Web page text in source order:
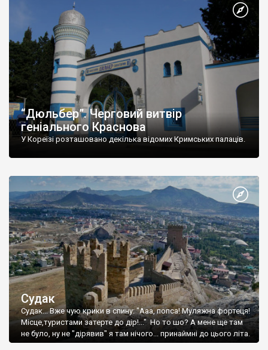
“Дюльбер”. Черговий витвір
геніального Краснова
У Кореїзі розташовано декілька відомих Кримських палаців.
Судак
Судак... Вже чую крики в спину: "Ааа, попса! Муляжна фортеця!
Місце,туристами затерте до дір!..." Но то шо? А мене ще там
не було, ну не "дірявив" я там нічого... принаймні до цього літа.